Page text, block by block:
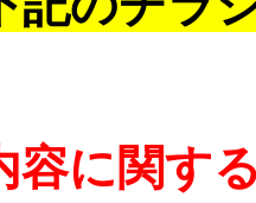
に関す